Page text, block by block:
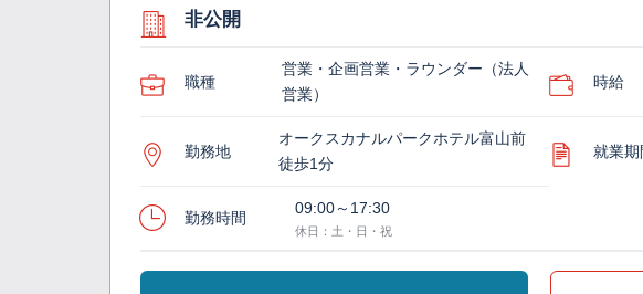
非公開
職種
営業・企画営業・ラウンダー（法人
営業）
時給
勤務地
オークスカナルパークホテル富山前
徒歩1分
就業期
勤務時間
09:00～17:30
休日：土・日・祝